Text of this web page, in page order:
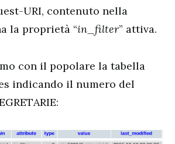
URI, contenuto nella
la proprietà “in_filter” attiva.
con il popolare la tabella
indicando il numero del